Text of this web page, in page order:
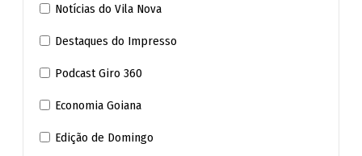
Notícias do Vila Nova
Destaques do Impresso
Podcast Giro 360
Economia Goiana
Edição de Domingo